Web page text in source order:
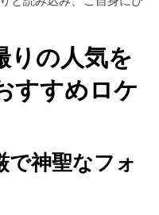
りの人気を
すすめロケ
で神聖なフォ